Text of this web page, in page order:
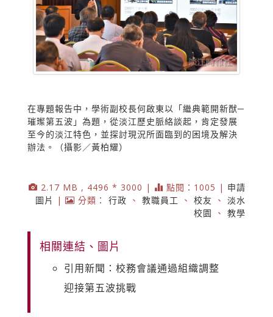
在專題報告中，學術副校長何啟東以「繼典範開新猷─
璀璨第五波」為題，從淡江歷史脈絡談起，肯定發展
至今的淡江特色，並探討現況所面臨到的困境及解決
辦法。（攝影／黃柏耀）
2.17 MB , 4496 * 3000 | 點閱：1005 | 申請
圖片
| 分類： 行政 、 教職員工 、 校友 、 淡水
校園
、 教學
相關連結、圖片
引用新聞：校務會議通過組織調整
迎接第五波挑戰